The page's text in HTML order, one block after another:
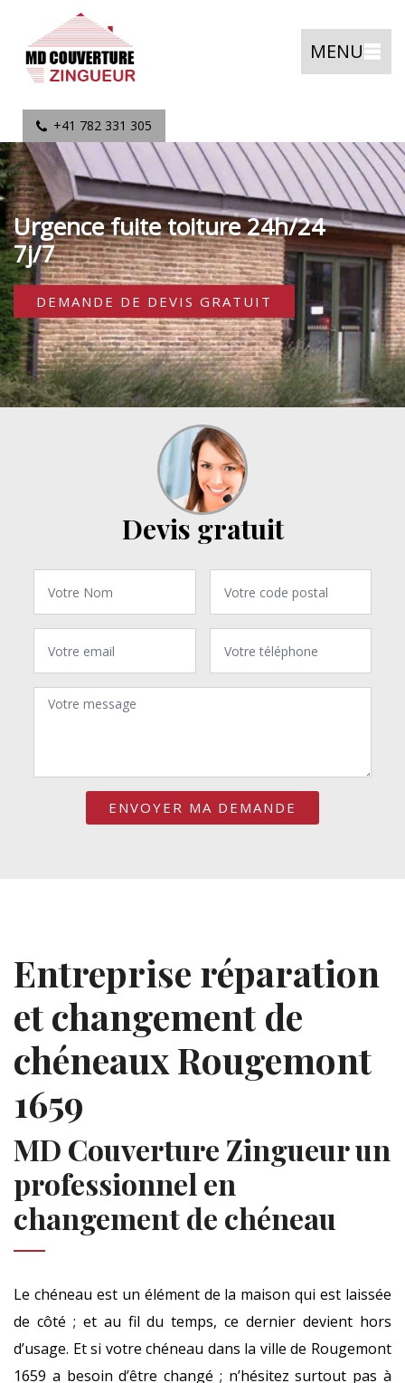
MENU
+41 782 331 305
Urgence fuite toiture 24h/24
7j/7
DEMANDE DE DEVIS GRATUIT
Devis gratuit
Entreprise réparation
et changement de
chéneaux Rougemont
1659
MD Couverture Zingueur un
professionnel en
changement de chéneau
Le chéneau est un élément de la maison qui est laissée
de côté ; et au fil du temps, ce dernier devient hors
d’usage. Et si votre chéneau dans la ville de Rougemont
1659 a besoin d’être changé ; n’hésitez surtout pas à